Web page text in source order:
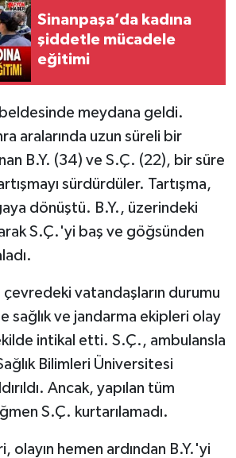
Sinanpaşa’da kadına
şiddetle mücadele
eğitimi
beldesinde meydana geldi.
aralarında uzun süreli bir
B.Y. (34) ve S.Ç. (22), bir süre
sürdürdüler. Tartışma,
dönüştü. B.Y., üzerindeki
S.Ç.'yi baş ve göğsünden
çevredeki vatandaşların durumu
sağlık ve jandarma ekipleri olay
intikal etti. S.Ç., ambulansla
Bilimleri Üniversitesi
Ancak, yapılan tüm
S.Ç. kurtarılamadı.
olayın hemen ardından B.Y.'yi